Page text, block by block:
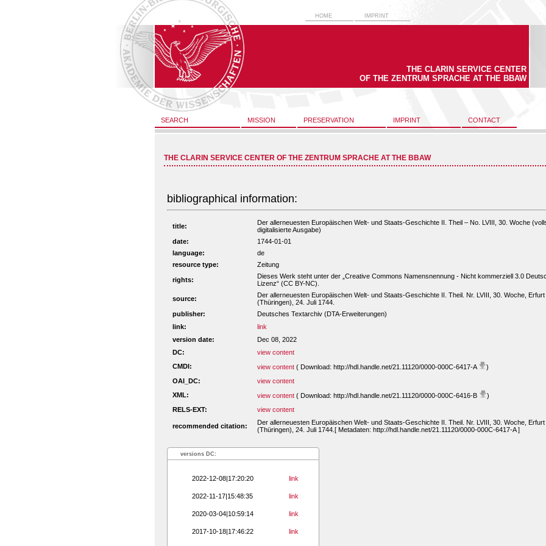
HOME IMPRINT
THE CLARIN SERVICE CENTER
OF THE ZENTRUM SPRACHE AT THE BBAW
SEARCH MISSION PRESERVATION IMPRINT CONTACT
THE CLARIN SERVICE CENTER OF THE ZENTRUM SPRACHE AT THE BBAW
bibliographical information:
title:
Der allerneuesten Europäischen Welt- und Staats-Geschichte II. Theil – No. LVIII, 30. Woche
digitalisierte Ausgabe)
date:
1744-01-01
language:
de
resource type:
Zeitung
rights:
Dieses Werk steht unter der „Creative Commons Namensnennung - Nicht kommerziell 3.0
Lizenz“ (CC BY-NC).
source:
Der allerneuesten Europäischen Welt- und Staats-Geschichte II. Theil. Nr. LVIII, 30. Woche, Erfurt
(Thüringen), 24. Juli 1744.
publisher:
Deutsches Textarchiv (DTA-Erweiterungen)
link:
link
version date:
Dec 08, 2022
DC:
view content
CMDI:
view content ( Download: http://hdl.handle.net/21.11120/0000-000C-6417-A
)
OAI_DC:
view content
XML:
view content ( Download: http://hdl.handle.net/21.11120/0000-000C-6416-B
)
RELS-EXT:
view content
recommended citation:
Der allerneuesten Europäischen Welt- und Staats-Geschichte II. Theil. Nr. LVIII, 30. Woche, Erfurt
(Thüringen), 24. Juli 1744.[ Metadaten: http://hdl.handle.net/21.11120/0000-000C-6417-A ]
versions DC:
2022-12-08|17:20:20 link
2022-11-17|15:48:35 link
2020-03-04|10:59:14 link
2017-10-18|17:46:22 link